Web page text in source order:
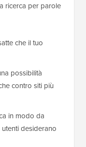
ricerca per parole
che il tuo
possibilità
contro siti più
in modo da
desiderano